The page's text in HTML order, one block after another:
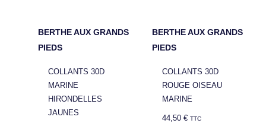
BERTHE AUX GRANDS
PIEDS
COLLANTS 30D
MARINE
HIRONDELLES
JAUNES
BERTHE AUX GRANDS
PIEDS
COLLANTS 30D
ROUGE OISEAU
MARINE
44,50€ TTC